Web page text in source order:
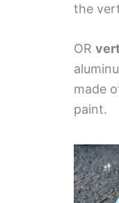
the
OR
made
paint.